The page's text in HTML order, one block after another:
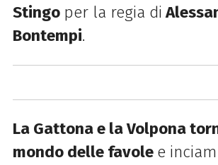
Stingo per la regia di
Bontempi.
La Gattona e la Volpona
mondo delle favole e